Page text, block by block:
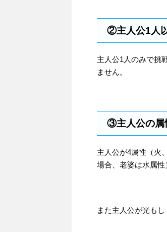
②主人公1人
主人公1人のみで挑
ません。
③主人公の属
主人公が4属性（火
場合、老婆は水属性
また主人公が光も